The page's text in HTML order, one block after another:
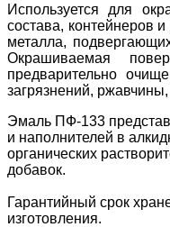
Используется для
состава, контейнеров
металла,
Окрашиваемая
предварительно
загрязнений,
Эмаль ПФ-133
и наполнителей в
органических
добавок.
Гарантийный срок
изготовления.